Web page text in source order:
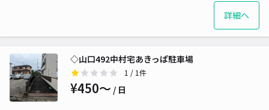
詳細へ
◇山口492中村宅あきっぱ駐車場
1 / 1件
¥450〜 / 日